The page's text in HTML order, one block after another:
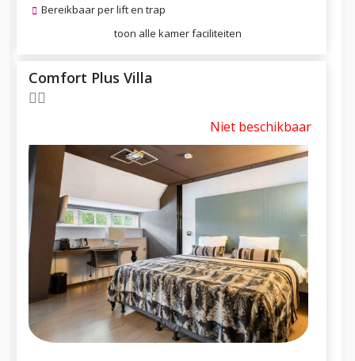
Bereikbaar per lift en trap
toon alle kamer faciliteiten
Comfort Plus Villa
Niet beschikbaar